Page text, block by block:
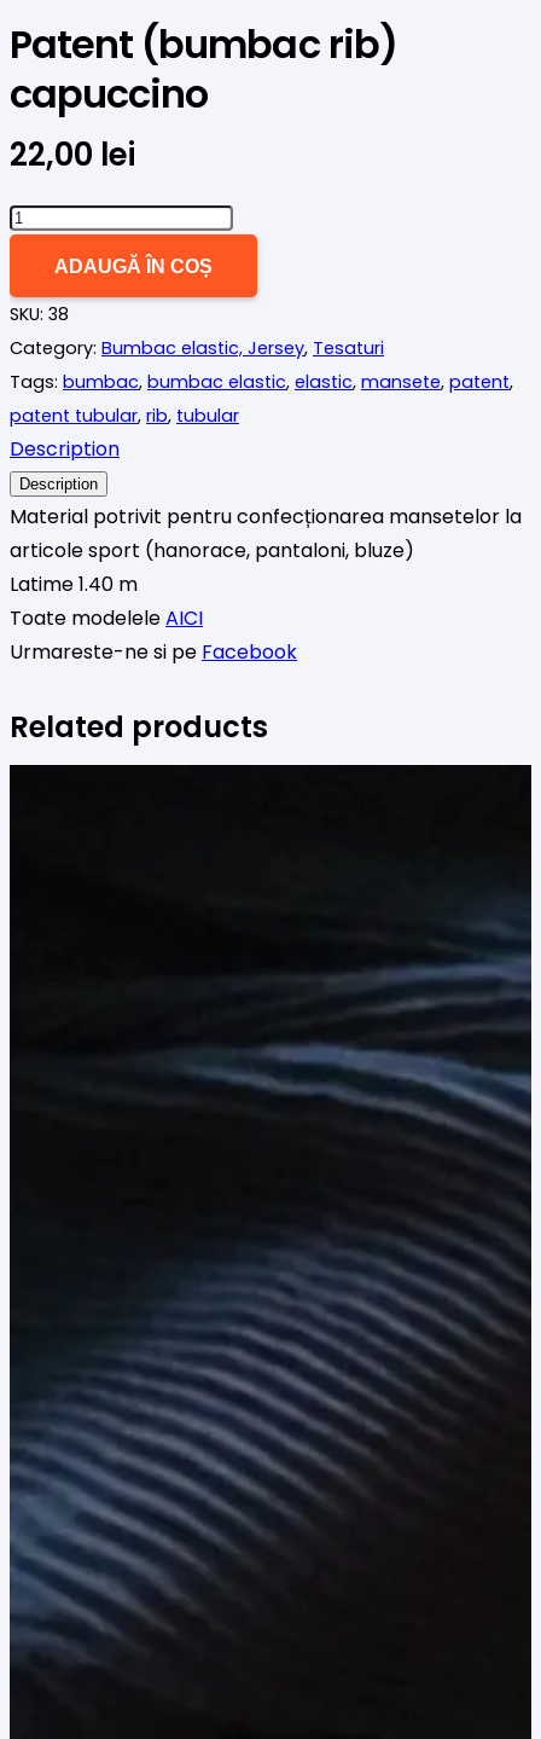
Patent (bumbac rib)
capuccino
22,00 lei
Cantitate
rib)
capuccino
ADAUGĂ ÎN COȘ
SKU: 38
Category: Bumbac elastic, Jersey, Tesaturi
Tags: bumbac, bumbac elastic, elastic, mansete, patent,
patent tubular, rib, tubular
Description
Description
Material potrivit pentru confecționarea mansetelor la
articole sport (hanorace, pantaloni, bluze)
Latime 1.40 m
Toate modeleleAICI
Urmareste-ne si pe Facebook
Related products